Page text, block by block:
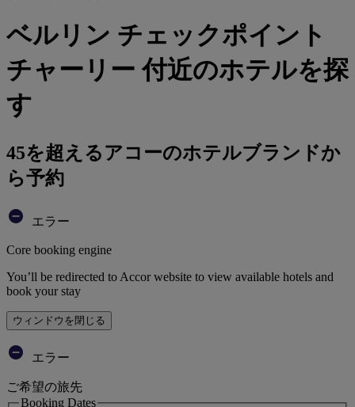
ベルリン チェックポイント
チャーリー 付近のホテルを探
す
45を超えるアコーのホテルブランドか
ら予約
エラー
Core booking engine
You’ll be redirected to Accor website to view available hotels and
book your stay
ウィンドウを閉じる
エラー
ご希望の旅先
Booking Dates